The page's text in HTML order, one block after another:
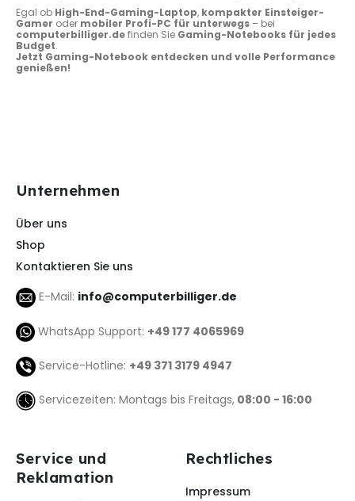
Egal ob High-End-Gaming-Laptop, kompakter Einsteiger-
Gamer oder mobiler Profi-PC für unterwegs – bei
computerbilliger.definden Sie Gaming-Notebooks für jedes
Budget.
Jetzt Gaming-Notebook entdecken und volle Performance
genießen!
Unternehmen
Über uns
Shop
Kontaktieren Sie uns
E-Mail: info@computerbilliger.de
WhatsApp Support: +49 177 4065969
Service-Hotline: +49 371 3179 4947
Servicezeiten: Montags bis Freitags, 08:00 - 16:00
Service und
Reklamation
Rechtliches
Impressum